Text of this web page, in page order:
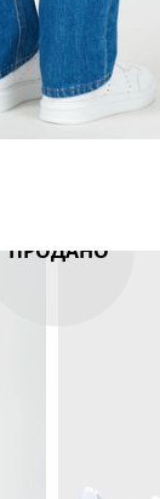
ПРОДАНО